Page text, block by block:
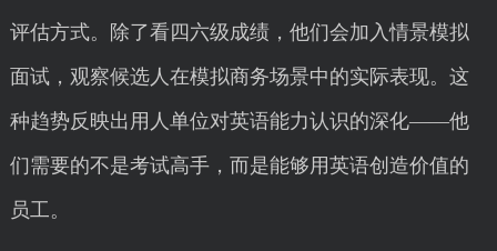
评估方式。除了看四六级成绩，他们会加入情景模拟
面试，观察候选人在模拟商务场景中的实际表现。这
种趋势反映出用人单位对英语能力认识的深化——他
们需要的不是考试高手，而是能够用英语创造价值的
员工。